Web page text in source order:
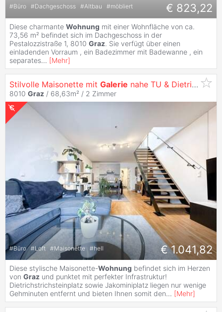
#Büro #Dachgeschoss #Altbau #möbliert € 823,22
Diese charmante Wohnung mit einer Wohnfläche von ca.
73,56 m² befindet sich im Dachgeschoss in der
Pestalozzistraße 1, 8010 Graz. Sie verfügt über einen
einladenden Vorraum , ein Badezimmer mit Badewanne , ein
separates... [Mehr]
Stilvolle Maisonette mit Galerie nahe TU & Dietrichsteinplatz
8010 Graz / 68,63m² / 2 Zimmer
#Büro #Loft #Maisonette #hell € 1.041,82
Diese stylische Maisonette-Wohnung befindet sich im Herzen
von Graz und punktet mit perfekter Infrastruktur!
Dietrichstrichsteinplatz sowie Jakominiplatz liegen nur wenige
Gehminuten entfernt und bieten Ihnen somit den... [Mehr]